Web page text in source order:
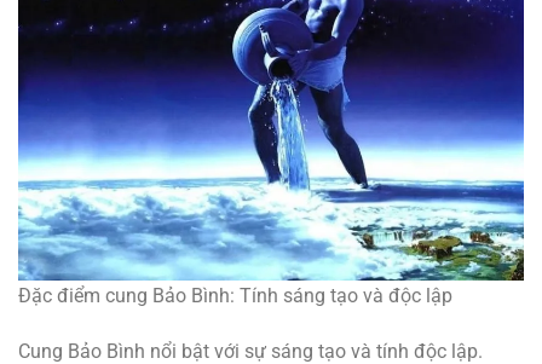
Đặc điểm cung Bảo Bình: Tính sáng tạo và độc lập
Cung Bảo Bình nổi bật với sự sáng tạo và tính độc lập.